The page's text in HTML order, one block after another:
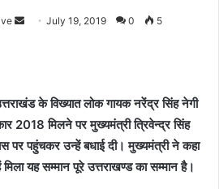
SendJuly 19, 2019 0 5
के विख्यात लोक गायक नरेंद्र सिंह नेगी
2018 मिलने पर मुख्यमंत्री त्रिवेन्द्र सिंह
पर पहुंचकर उन्हें बधाई दी। मुख्यमंत्री ने कहा
यह सम्मान पूरे उत्तराखण्ड का सम्मान है।